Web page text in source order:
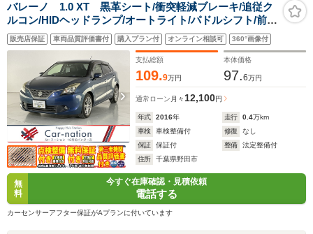
バレーノ 1.0 XT 黒革シート/衝突軽減ブレーキ/追従ク
ルコン/HIDヘッドランプ/オートライト/パドルシフト/前席
シートヒーター/オートエアコン/プッシュスタート/カロッ
ツェリアナビ(CD・DVD・フルセグ・Bluetooth)/ETC/B
販売店保証 車両品質評価書付 購入プラン付 オンライン相談可 360°画像付
支払総額
109.9万円
本体価格
97.6万円
通常ローン 月々12,100円
年式 2016年 走行 0.4万km
車検
車検整備付 修復
なし
保証
保証付 整備
法定整備付
住所
千葉県野田市
無
料
今すぐ在庫確認・見積依頼
電話する
カーセンサーアフター保証がAプランに付いています